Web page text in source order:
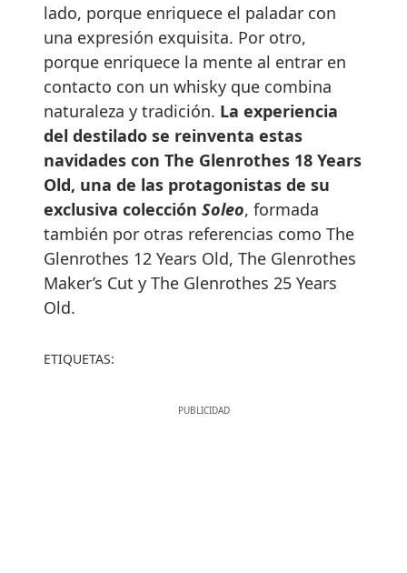
lado, porque enriquece el paladar con
una expresión exquisita. Por otro,
porque enriquece la mente al entrar en
contacto con un whisky que combina
naturaleza y tradición. La experiencia
del destilado se reinventa estas
navidades con The Glenrothes 18 Years
Old, una de las protagonistas de su
exclusiva colección Soleo, formada
también por otras referencias como The
Glenrothes 12 Years Old, The Glenrothes
Maker’s Cut y The Glenrothes 25 Years
Old.
ETIQUETAS: